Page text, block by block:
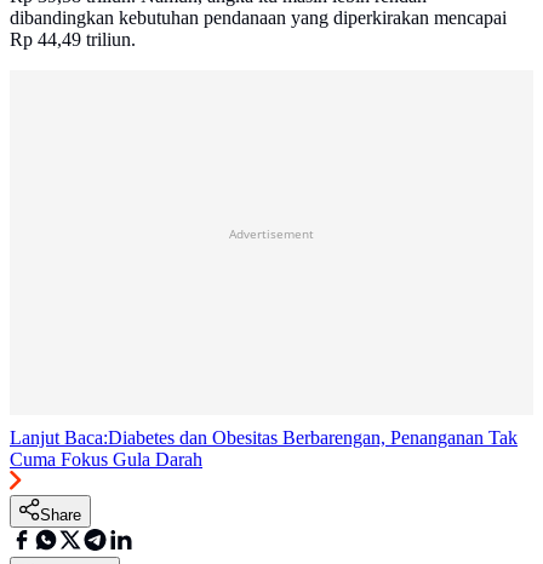
dibandingkan kebutuhan pendanaan yang diperkirakan mencapai
Rp 44,49 triliun.
Advertisement
Lanjut Baca:Diabetes dan Obesitas Berbarengan, Penanganan Tak
Cuma Fokus Gula Darah
Share